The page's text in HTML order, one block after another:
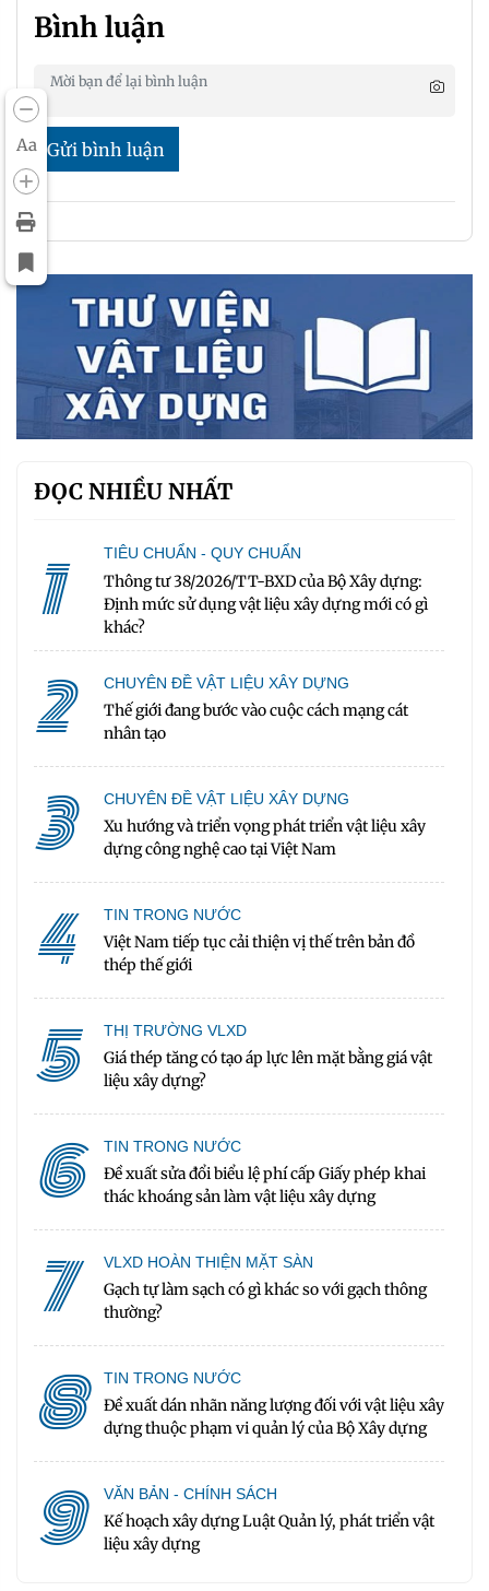
Aa
Bình luận
Gửi bình luận
ĐỌC NHIỀU NHẤT
1 TIÊU CHUẨN - QUY CHUẨN
Thông tư 38/2026/TT-BXD của Bộ Xây dựng:
Định mức sử dụng vật liệu xây dựng mới có gì
khác?
2 CHUYÊN ĐỀ VẬT LIỆU XÂY DỰNG
Thế giới đang bước vào cuộc cách mạng cát
nhân tạo
3 CHUYÊN ĐỀ VẬT LIỆU XÂY DỰNG
Xu hướng và triển vọng phát triển vật liệu xây
dựng công nghệ cao tại Việt Nam
4 TIN TRONG NƯỚC
Việt Nam tiếp tục cải thiện vị thế trên bản đồ
thép thế giới
5 THỊ TRƯỜNG VLXD
Giá thép tăng có tạo áp lực lên mặt bằng giá vật
liệu xây dựng?
6 TIN TRONG NƯỚC
Đề xuất sửa đổi biểu lệ phí cấp Giấy phép khai
thác khoáng sản làm vật liệu xây dựng
7 VLXD HOÀN THIỆN MẶT SÀN
Gạch tự làm sạch có gì khác so với gạch thông
thường?
8 TIN TRONG NƯỚC
Đề xuất dán nhãn năng lượng đối với vật liệu xây
dựng thuộc phạm vi quản lý của Bộ Xây dựng
9 VĂN BẢN - CHÍNH SÁCH
Kế hoạch xây dựng Luật Quản lý, phát triển vật
liệu xây dựng